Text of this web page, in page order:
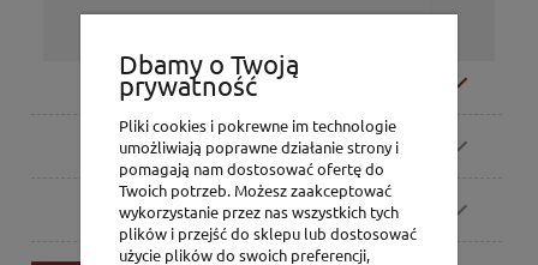
Moje konto
Zamówienia
Pomoc
Dbamy o Twoją
prywatność
Pliki cookies i pokrewne im technologie
umożliwiają poprawne działanie strony i
pomagają nam dostosować ofertę do
Twoich potrzeb. Możesz zaakceptować
wykorzystanie przez nas wszystkich tych
plików i przejść do sklepu lub dostosować
użycie plików do swoich preferencji,